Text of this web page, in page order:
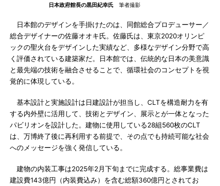
日本政府館長の黒田紀幸氏 筆者撮影
日本館のデザインを手掛けたのは、同館総合プロデューサー／
総合デザイナーの佐藤オオキ氏。佐藤氏は、東京2020オリンピ
ックの聖火台をデザインした実績など、多様なデザイン分野で高
く評価されている建築家だ。日本館では、伝統的な日本の美意識
と最先端の技術を融合させることで、循環社会のコンセプトを視
覚的に体現している。
基本設計と実施設計は日建設計が担当し、CLTを構造耐力を有
する内外壁に活用して、技術とデザイン、展示とが一体となった
パビリオンを設計した。建物に使用している28組560枚のCLT
は、万博終了後に再利用する前提で、その点でも持続可能な社会
へのメッセージを強く発信している。
建物の内装工事は2025年2月下旬までに完成する。総事業費は
建設費143億円（内装費込み）を含む総額360億円とされてお